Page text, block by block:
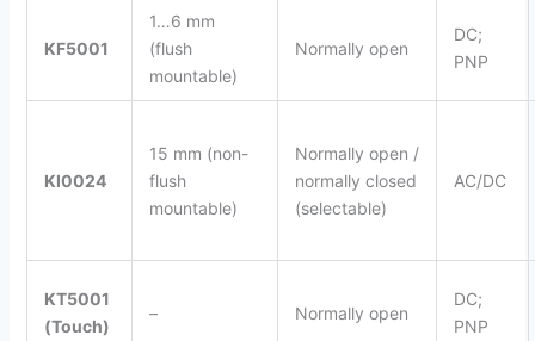
KF5001
1…6 mm
(flush
mountable)
Normally open
DC;
PNP
KI0024
15 mm (non-
flush
mountable)
Normally open /
normally closed
(selectable)
AC/DC
KT5001
(Touch)
– Normally open
DC;
PNP